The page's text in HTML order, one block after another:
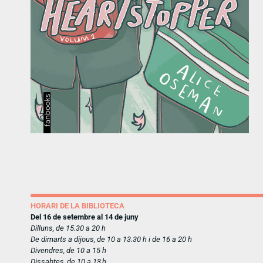
HORARI DE LA BIBLIOTECA
Del 16 de setembre al 14 de juny
Dilluns, de 15.30 a 20 h
De dimarts a dijous, de 10 a 13.30 h i de 16 a 20 h
Divendres, de 10 a 15 h